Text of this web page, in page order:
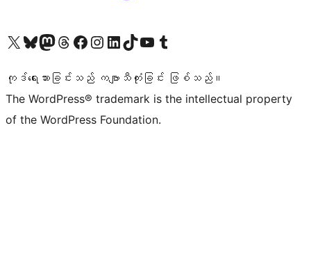
ကျွန်ုပ်တို့၏ X (ယခင် Twitter) အကောင့်သို့ သွားရောက်ကြည့်ရှုပါကျွန်ုပ်တို့၏ Bluesky အကောင့်သို့ ဝင်ရောက်ကြည့်ရှုရန်
ကျွန်ုပ်တို့၏ Mastodon အကောင့်သို့ သွားရောက်ကြည့်ရှုပါကျွန်ုပ်တို့၏ Threads အကောင့်သို့ ဝင်ရောက်ကြည့်ရှုရန်
ကျွန်ုပ်တို့၏ Facebook စာမျက်နှာသို့ သွားရောက်ကြည့်ရှုပါကျွန်ုပ်တို့၏ Instagram အကောင့်သို့ သွားရောက်ကြည့်ရှုပါ ကျွန်ုပ်တို့၏ LinkedIn အကောင့်သို့ သွားရောက်ကြည့်ရှုပါကျွန်ုပ်တို့၏ TikTok အကောင့်သို့ ဝင်ရောက်ကြည့်ရှုရန်
ကျွန်ုပ်တို့၏ YouTube ချန်နယ်သို့ သွားရောက်ကြည့်ရှုပါ ကျွန်ုပ်တို့၏ Tumblr အကောင့်သို့ ဝင်ရောက်ကြည့်ရှုရန်
ကုဒ်ရေးသားခြင်းသည် ကဗျာသီကုံးခြင်း ဖြစ်သည်။
The WordPress® trademark is the intellectual property
of the WordPress Foundation.